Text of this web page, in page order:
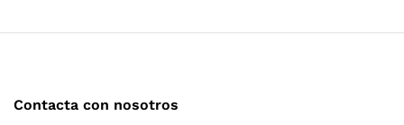
Contacta con nosotros